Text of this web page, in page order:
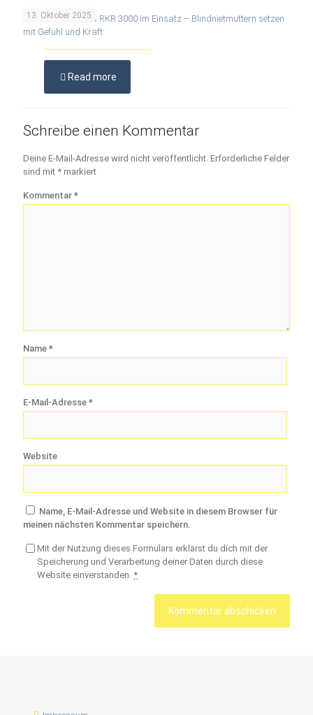
13. Oktober 2025
Praxisbericht: Das RKR 3000 im Einsatz – Blindnietmuttern setzen
mit Gefühl und Kraft
Read more
Schreibe einen Kommentar
Deine E-Mail-Adresse wird nicht veröffentlicht. Erforderliche Felder
sind mit * markiert
Kommentar *
Name *
E-Mail-Adresse *
Website
Name, E-Mail-Adresse und Website in diesem Browser für
meinen nächsten Kommentar speichern.
Mit der Nutzung dieses Formulars erklärst du dich mit der
Speicherung und Verarbeitung deiner Daten durch diese
Website einverstanden. *